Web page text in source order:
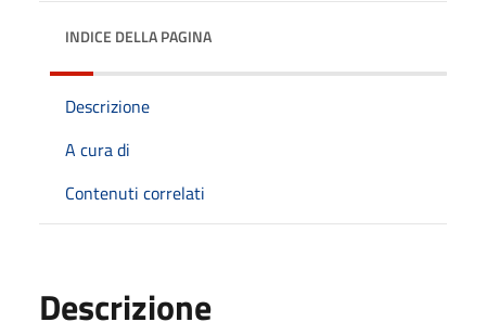
INDICE DELLA PAGINA
Descrizione
A cura di
Contenuti correlati
Descrizione